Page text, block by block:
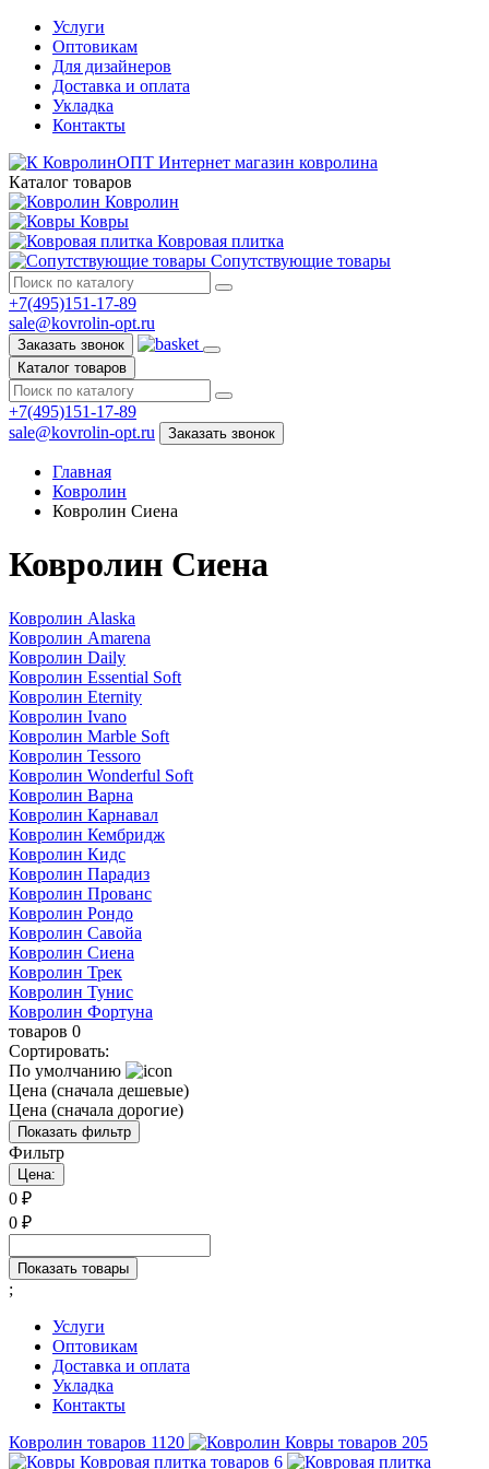
Услуги
Оптовикам
Для дизайнеров
Доставка и оплата
Укладка
Контакты
КовролинОПТ Интернет магазин ковролина
Каталог товаров
Ковролин
Ковры
Ковровая плитка
Сопутствующие товары
+7(495)151-17-89
sale@kovrolin-opt.ru
Заказать звонок
Каталог товаров
+7(495)151-17-89
sale@kovrolin-opt.ru
Заказать звонок
Главная
Ковролин
Ковролин Сиена
Ковролин Сиена
Ковролин Alaska
Ковролин Amarena
Ковролин Daily
Ковролин Essential Soft
Ковролин Eternity
Ковролин Ivano
Ковролин Marble Soft
Ковролин Tessoro
Ковролин Wonderful Soft
Ковролин Варна
Ковролин Карнавал
Ковролин Кембридж
Ковролин Кидс
Ковролин Парадиз
Ковролин Прованс
Ковролин Рондо
Ковролин Савойа
Ковролин Сиена
Ковролин Трек
Ковролин Тунис
Ковролин Фортуна
товаров 0
Сортировать:
По умолчанию
Цена (сначала дешевые)
Цена (сначала дорогие)
Показать фильтр
Фильтр
Цена:
0 ₽
0 ₽
Показать товары
;
Услуги
Оптовикам
Доставка и оплата
Укладка
Контакты
Ковролин товаров 1120 Ковры товаров 205
Ковровая плитка товаров 6